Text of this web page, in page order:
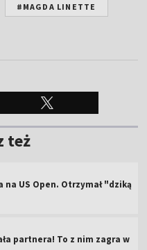
#MAGDA LINETTE
też
na US Open. Otrzymał "dziką
partnera! To z nim zagra w